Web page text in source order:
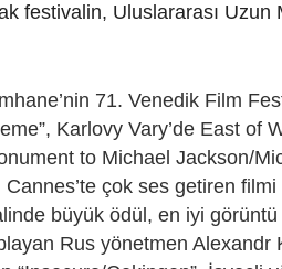
festivalin, Uluslararası Uzun
71. Venedik Film
Karlovy Vary’de East of
to Michael Jackson/
çok ses getiren filmi
büyük ödül, en iyi
Rus yönetmen Alexandr